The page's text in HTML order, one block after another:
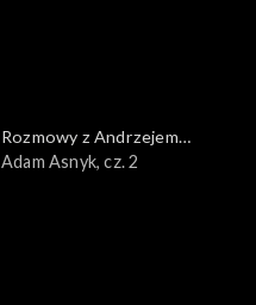
Rozmowy z Andrzejem
Doboszem
Adam Asnyk, cz. 2